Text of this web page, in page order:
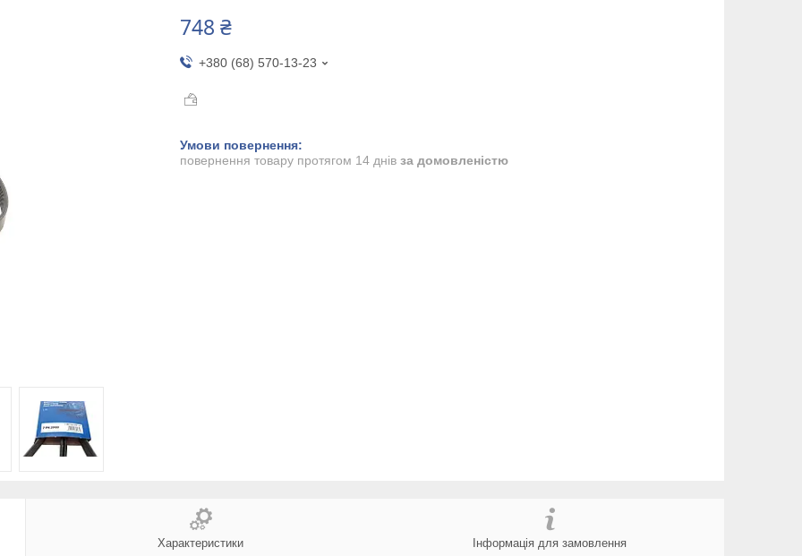
748 ₴
+380 (68) 570-13-23
повернення товару протягом 14 днів за домовленістю
Характеристики Інформація для замовлення